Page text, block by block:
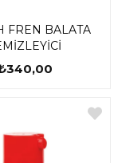
FREN BALATA